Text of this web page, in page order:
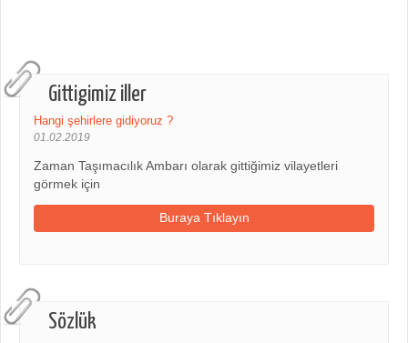
Gittigimiz iller
Hangi şehirlere gidiyoruz ?
01.02.2019
Zaman Taşımacılık Ambarı olarak gittiğimiz vilayetleri
görmek için
Buraya Tıklayın
Sözlük